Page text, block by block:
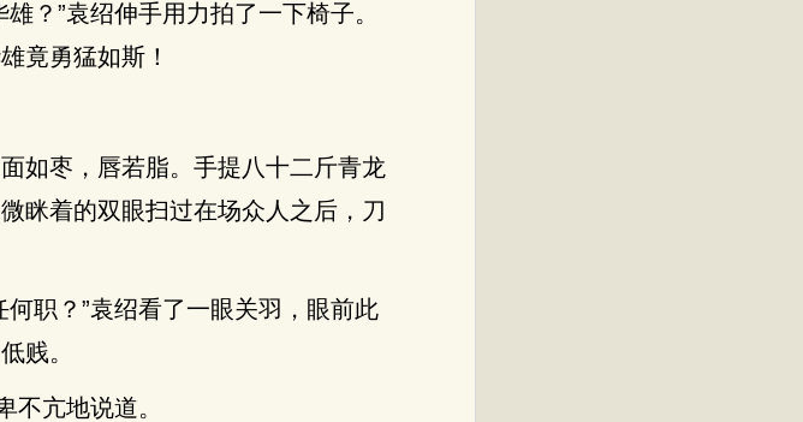
？”袁绍伸手用力拍了一下椅子。
竟勇猛如斯！
如枣，唇若脂。手提八十二斤青龙
眯着的双眼扫过在场众人之后，刀
职？”袁绍看了一眼关羽，眼前此
贱。
不亢地说道。